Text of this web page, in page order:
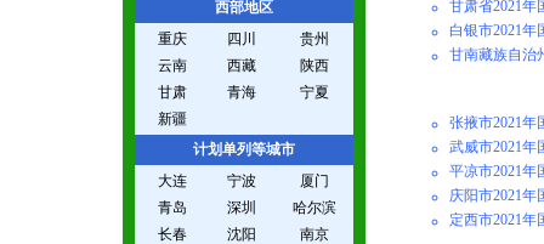
西部地区
重庆
四川
贵州
云南
西藏
陕西
甘肃
青海
宁夏
新疆
计划单列等城市
大连
宁波
厦门
青岛
深圳
哈尔滨
长春
沈阳
南京
甘肃省2021年
白银市2021
甘南藏族自治
张掖市2021年
武威市2021年
平凉市2021年
庆阳市2021
定西市2021